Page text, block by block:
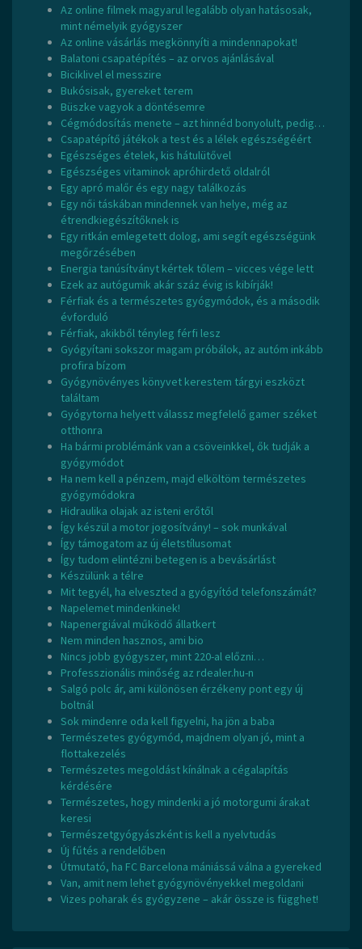
Az online filmek magyarul legalább olyan hatásosak,
mint némelyik gyógyszer
Az online vásárlás megkönnyíti a mindennapokat!
Balatoni csapatépítés – az orvos ajánlásával
Biciklivel el messzire
Bukósisak, gyereket terem
Büszke vagyok a döntésemre
Cégmódosítás menete – azt hinnéd bonyolult, pedig…
Csapatépítő játékok a test és a lélek egészségéért
Egészséges ételek, kis hátulütővel
Egészséges vitaminok apróhirdető oldalról
Egy apró malőr és egy nagy találkozás
Egy női táskában mindennek van helye, még az
étrendkiegészítőknek is
Egy ritkán emlegetett dolog, ami segít egészségünk
megőrzésében
Energia tanúsítványt kértek tőlem – vicces vége lett
Ezek az autógumik akár száz évig is kibírják!
Férfiak és a természetes gyógymódok, és a második
évforduló
Férfiak, akikből tényleg férfi lesz
Gyógyítani sokszor magam próbálok, az autóm inkább
profira bízom
Gyógynövényes könyvet kerestem tárgyi eszközt
találtam
Gyógytorna helyett válassz megfelelő gamer széket
otthonra
Ha bármi problémánk van a csöveinkkel, ők tudják a
gyógymódot
Ha nem kell a pénzem, majd elköltöm természetes
gyógymódokra
Hidraulika olajak az isteni erőtől
Így készül a motor jogosítvány! – sok munkával
Így támogatom az új életstílusomat
Így tudom elintézni betegen is a bevásárlást
Készülünk a télre
Mit tegyél, ha elveszted a gyógyítód telefonszámát?
Napelemet mindenkinek!
Napenergiával működő állatkert
Nem minden hasznos, ami bio
Nincs jobb gyógyszer, mint 220-al előzni…
Professzionális minőség az rdealer.hu-n
Salgó polc ár, ami különösen érzékeny pont egy új
boltnál
Sok mindenre oda kell figyelni, ha jön a baba
Természetes gyógymód, majdnem olyan jó, mint a
flottakezelés
Természetes megoldást kínálnak a cégalapítás
kérdésére
Természetes, hogy mindenki a jó motorgumi árakat
keresi
Természetgyógyászként is kell a nyelvtudás
Új fűtés a rendelőben
Útmutató, ha FC Barcelona mániássá válna a gyereked
Van, amit nem lehet gyógynövényekkel megoldani
Vizes poharak és gyógyzene – akár össze is függhet!